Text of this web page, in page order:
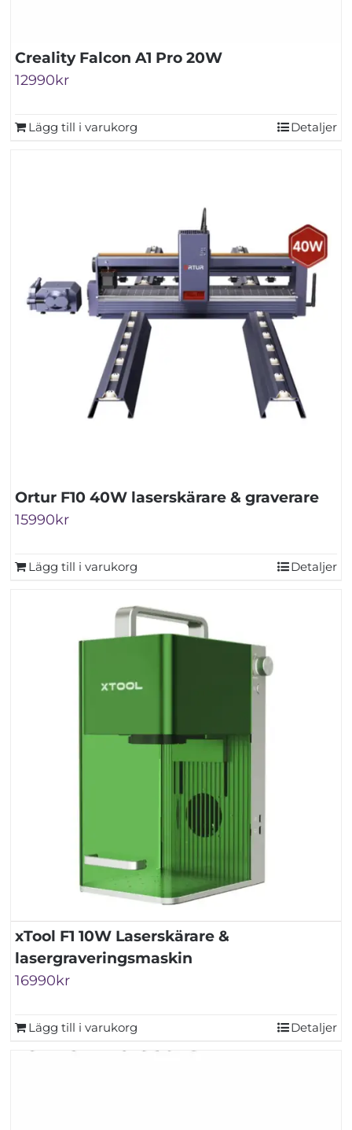
Creality Falcon A1 Pro 20W
12990kr
Lägg till i varukorg Detaljer
Ortur F10 40W laserskärare & graverare
15990kr
Lägg till i varukorg Detaljer
xTool F1 10W Laserskärare &
lasergraveringsmaskin
16990kr
Lägg till i varukorg Detaljer